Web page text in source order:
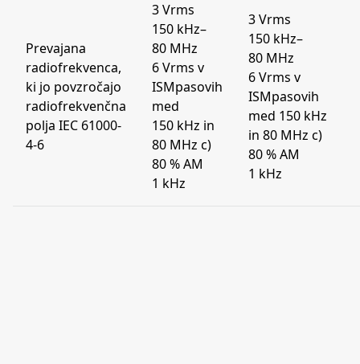
Prevajana
radiofrekvenca,
ki jo povzročajo
radiofrekvenčna
polja IEC 61000-
4-6
3 Vrms
150 kHz–
80 MHz
6 Vrms v
ISMpasovih
med
150 kHz in
80 MHz c)
80 % AM
1 kHz
3 Vrms
150 kHz–
80 MHz
6 Vrms v
ISMpasovih
med 150 kHz
in 80 MHz c)
80 % AM
1 kHz